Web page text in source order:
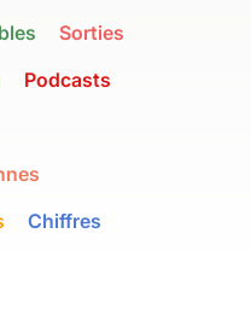
Sorties
Podcasts
Chiffres